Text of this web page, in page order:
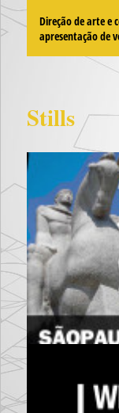
Direção de arte e
apresentação de
Stills